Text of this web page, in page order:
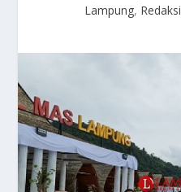
Lampung, Redaksi